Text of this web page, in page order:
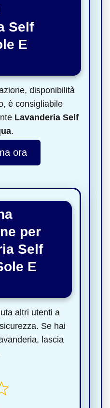
Self
E
disponibilità
è consigliabile
Lavanderia Self
.
ora
per
Self
E
altri utenti a
Se hai
lascia